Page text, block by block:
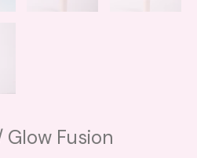
Glow Fusion